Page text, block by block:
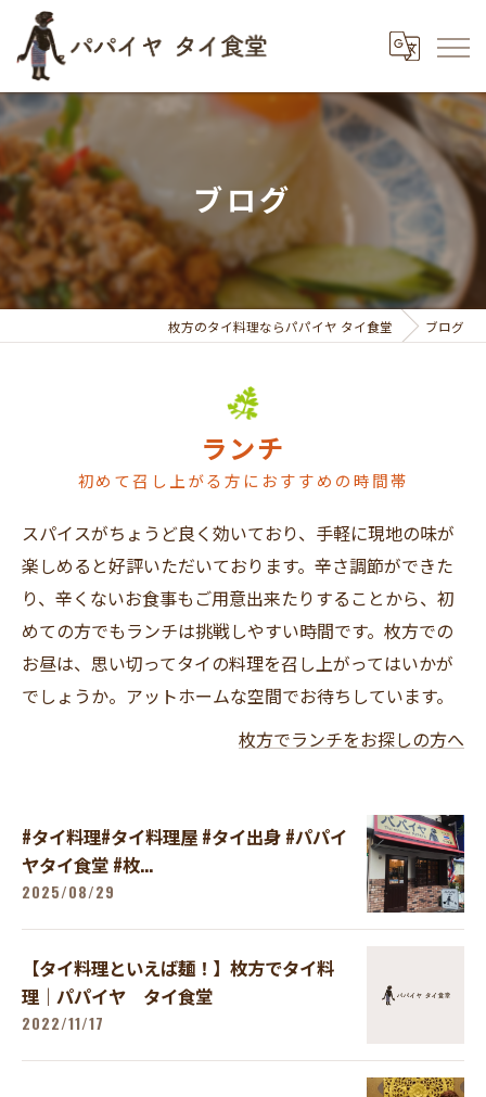
ブログ
枚方のタイ料理ならパパイヤ タイ食堂 ブログ
ランチ
初めて召し上がる方におすすめの時間帯
スパイスがちょうど良く効いており、手軽に現地の味が
楽しめると好評いただいております。辛さ調節ができた
り、辛くないお食事もご用意出来たりすることから、初
めての方でもランチは挑戦しやすい時間です。枚方での
お昼は、思い切ってタイの料理を召し上がってはいかが
でしょうか。アットホームな空間でお待ちしています。
枚方でランチをお探しの方へ
#タイ料理#タイ料理屋 #タイ出身 #パパイ
ヤタイ食堂 #枚...
2025/08/29
【タイ料理といえば麺！】枚方でタイ料
理｜パパイヤ タイ食堂
2022/11/17